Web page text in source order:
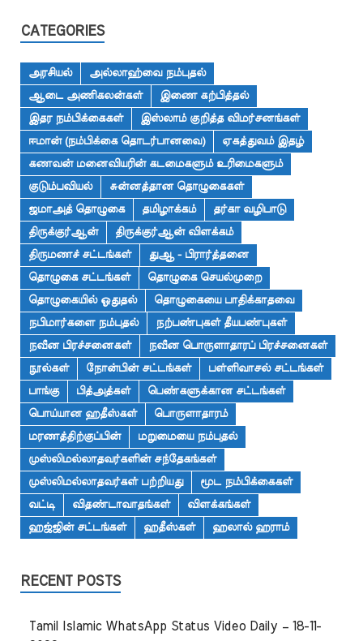
CATEGORIES
அரசியல்
அல்லாஹ்வை நம்புதல்
ஆடை அணிகலன்கள்
இணை கற்பித்தல்
இதர நம்பிக்கைகள்
இஸ்லாம் குறித்த விமர்சனங்கள்
ஈமான் (நம்பிக்கை தொடர்பானவை)
ஏகத்துவம் இதழ்
கணவன் மனைவியரின் கடமைகளும் உரிமைகளும்
குடும்பவியல்
சுன்னத்தான தொழுகைகள்
ஜமாஅத் தொழுகை
தமிழாக்கம்
தர்கா வழிபாடு
திருக்குர்ஆன்
திருக்குர்ஆன் விளக்கம்
திருமணச் சட்டங்கள்
துஆ - பிரார்த்தனை
தொழுகை சட்டங்கள்
தொழுகை செயல்முறை
தொழுகையில் ஓதுதல்
தொழுகையை பாதிக்காதவை
நபிமார்களை நம்புதல்
நற்பண்புகள் தீயபண்புகள்
நவீன பிரச்சனைகள்
நவீன பொருளாதாரப் பிரச்சனைகள்
நூல்கள்
நோன்பின் சட்டங்கள்
பள்ளிவாசல் சட்டங்கள்
பாங்கு
பித்அத்கள்
பெண்களுக்கான சட்டங்கள்
பொய்யான ஹதீஸ்கள்
பொருளாதாரம்
மரணத்திற்குப்பின்
மறுமையை நம்புதல்
முஸ்லிமல்லாதவர்களின் சந்தேகங்கள்
முஸ்லிமல்லாதவர்கள் பற்றியது
மூட நம்பிக்கைகள்
வட்டி
விதண்டாவாதங்கள்
விளக்கங்கள்
ஹஜ்ஜின் சட்டங்கள்
ஹதீஸ்கள் ஹலால் ஹராம்
RECENT POSTS
Tamil Islamic WhatsApp Status Video Daily – 18-11-